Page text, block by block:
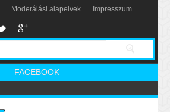
Moderálási alapelvek Impresszum
FACEBOOK